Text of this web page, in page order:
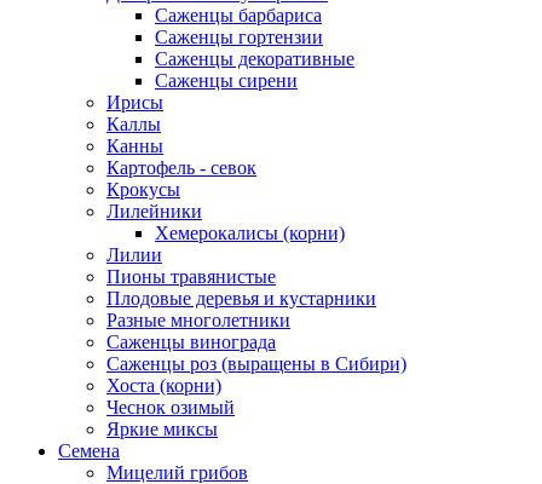
Саженцы барбариса
Саженцы гортензии
Саженцы декоративные
Саженцы сирени
Ирисы
Каллы
Канны
Картофель - севок
Крокусы
Лилейники
Хемерокалисы (корни)
Лилии
Пионы травянистые
Плодовые деревья и кустарники
Разные многолетники
Саженцы винограда
Саженцы роз (выращены в Сибири)
Хоста (корни)
Чеснок озимый
Яркие миксы
Семена
Мицелий грибов